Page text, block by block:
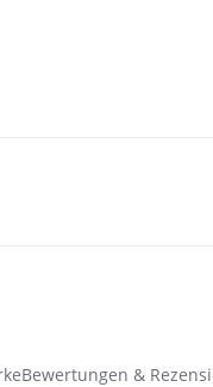
Bewertungen &